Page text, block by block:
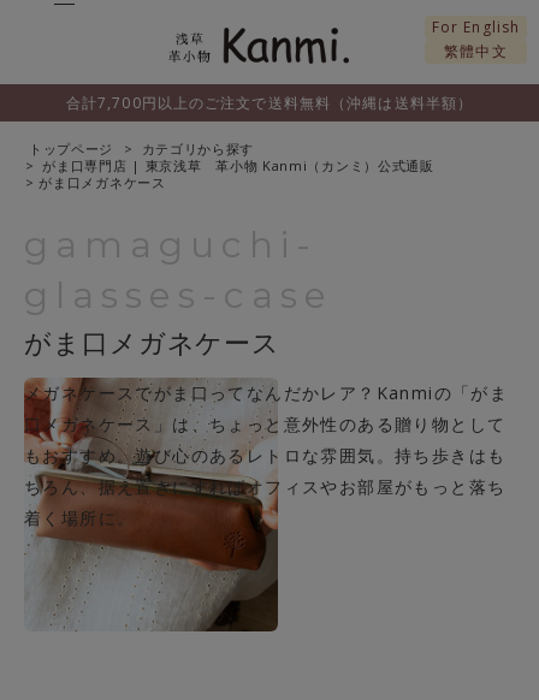
For English
繁體中文
合計7,700円以上のご注文で送料無料（沖縄は送料半額）
トップページ
カテゴリから探す
がま口専門店 | 東京浅草 革小物 Kanmi（カンミ）公式通販
がま口メガネケース
gamaguchi-
glasses-case
がま口メガネケース
メガネケースでがま口ってなんだかレア？Kanmiの「がま
口メガネケース」は、ちょっと意外性のある贈り物として
もおすすめ。遊び心のあるレトロな雰囲気。持ち歩きはも
ちろん、据え置きにすればオフィスやお部屋がもっと落ち
着く場所に。